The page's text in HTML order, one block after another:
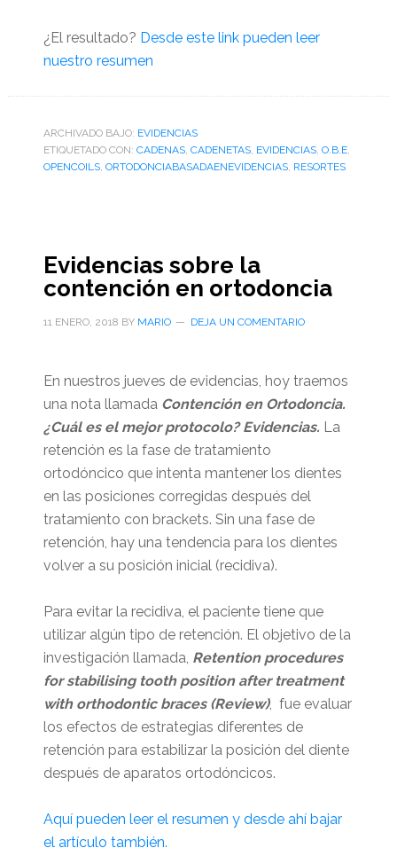
¿El resultado? Desde este link pueden leer
nuestro resumen
ARCHIVADO BAJO: EVIDENCIAS
ETIQUETADO CON: CADENAS, CADENETAS, EVIDENCIAS, O.B.E,
OPENCOILS, ORTODONCIABASADAENEVIDENCIAS, RESORTES
Evidencias sobre la
contención en ortodoncia
11 ENERO, 2018 BY MARIO DEJA UN COMENTARIO
En nuestros jueves de evidencias, hoy traemos
una nota llamada Contención en Ortodoncia.
¿Cuál es el mejor protocolo? Evidencias. La
retención es la fase de tratamiento
ortodóncico que intenta mantener los dientes
en las posiciones corregidas después del
tratamiento con brackets. Sin una fase de
retención, hay una tendencia para los dientes
volver a su posición inicial (recidiva).
Para evitar la recidiva, el paciente tiene que
utilizar algún tipo de retención. El objetivo de la
investigación llamada, Retention procedures
for stabilising tooth position after treatment
with orthodontic braces (Review), fue evaluar
los efectos de estrategias diferentes de
retención para estabilizar la posición del diente
después de aparatos ortodóncicos.
Aquí pueden leer el resumen y desde ahí bajar
el artículo también.